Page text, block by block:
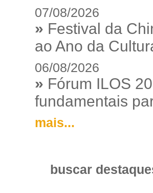
07/08/2026
» Festival da
ao Ano da
06/08/2026
» Fórum ILOS
fundamentais
mais...
buscar